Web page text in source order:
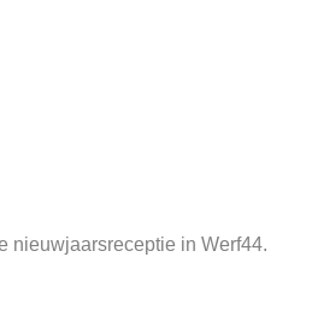
nieuwjaarsreceptie in Werf44.